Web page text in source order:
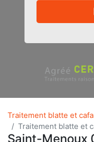
Traitement blatte et
Traitement blatte et
Saint-Menoux